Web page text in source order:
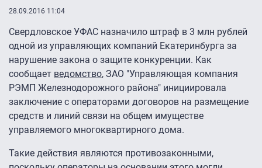
28.09.2016 11:04
Свердловское УФАС назначило штраф в 3 млн рублей
одной из управляющих компаний Екатеринбурга за
нарушение закона о защите конкуренции. Как
сообщает ведомство, ЗАО "Управляющая компания
РЭМП Железнодорожного района" инициировала
заключение с операторами договоров на размещение
средств и линий связи на общем имуществе
управляемого многоквартирного дома.
Такие действия являются противозаконными,